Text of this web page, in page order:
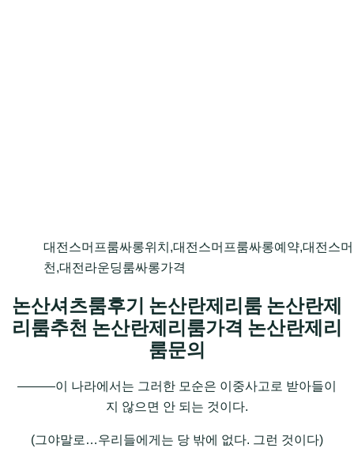
대전스머프룸싸롱위치,대전스머프룸싸롱예약,대전스
천,대전라운딩룸싸롱가격
논산셔츠룸후기 논산란제리룸 논산란제
리룸추천 논산란제리룸가격 논산란제리
룸문의
―――이 나라에서는 그러한 모순은 이중사고로 받아들이
지 않으면 안 되는 것이다.
(그야말로…우리들에게는 당 밖에 없다. 그런 것이다)